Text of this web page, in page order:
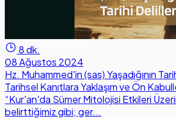
8 dk.
08 Ağustos 2024
Hz. Muhammed'in (sas) Yaşadığının
Tarihsel Kanıtlara Yaklaşım ve Ön
“Kur'an'da Sümer Mitolojisi Etkileri
belirttiğimiz gibi; ger...